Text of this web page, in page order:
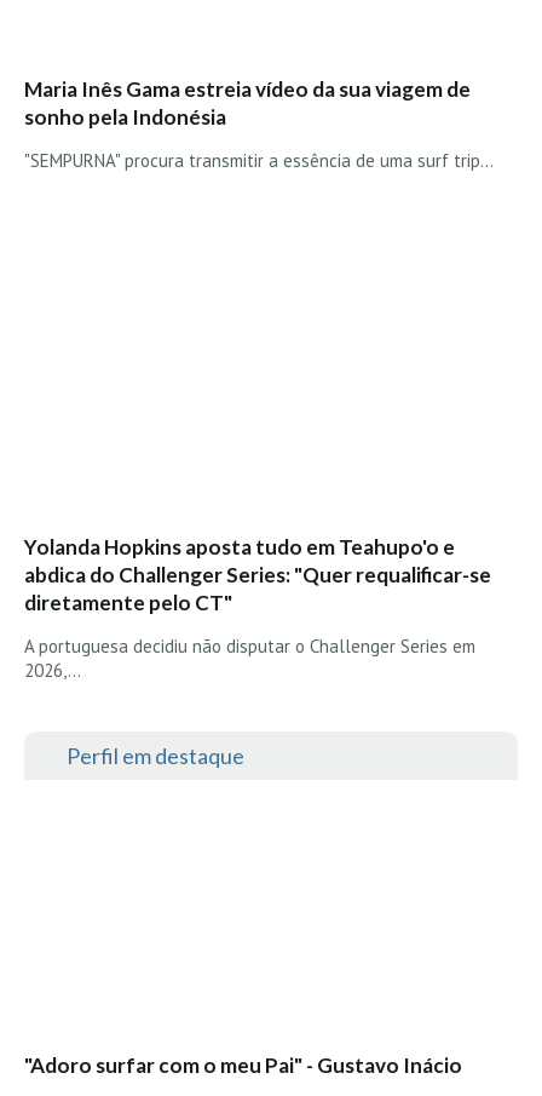
Maria Inês Gama estreia vídeo da sua viagem de
sonho pela Indonésia
"SEMPURNA" procura transmitir a essência de uma surf trip...
Yolanda Hopkins aposta tudo em Teahupo'o e
abdica do Challenger Series: "Quer requalificar-se
diretamente pelo CT"
A portuguesa decidiu não disputar o Challenger Series em
2026,…
Perfil em destaque
"Adoro surfar com o meu Pai" - Gustavo Inácio